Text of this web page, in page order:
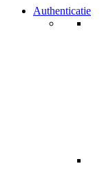
Authenticatie